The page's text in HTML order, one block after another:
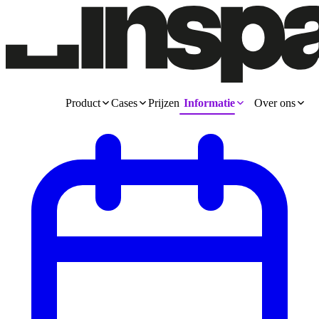
Product Cases Prijzen Informatie Over ons